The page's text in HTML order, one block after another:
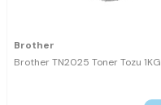
Brother
Brother TN2025 Toner Tozu 1KG